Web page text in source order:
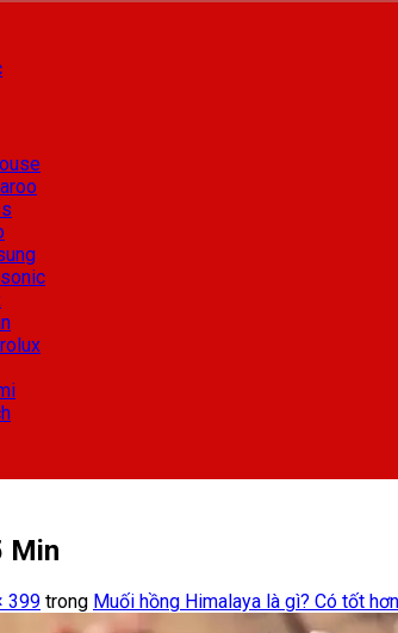
Min
399 trong Muối hồng Himalaya là gì? Có tốt